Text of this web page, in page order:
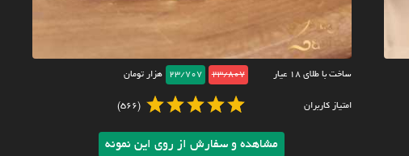
ساخت با طلای ۱۸ عیار 23/807
23/707 هزار تومان
امتیاز کاربران (566)
مشاهده و سفارش از روی این نمونه